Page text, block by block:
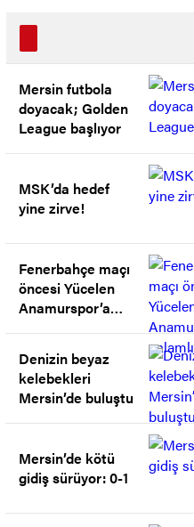
Mersin futbola
doyacak; Golden
League başlıyor
MSK’da hedef
yine zirve!
Fenerbahçe maçı
öncesi Yücelen
Anamurspor’a
Denizin beyaz
kelebekleri
Mersin’de buluştu
Mersin’de kötü
gidiş sürüyor: 0-1